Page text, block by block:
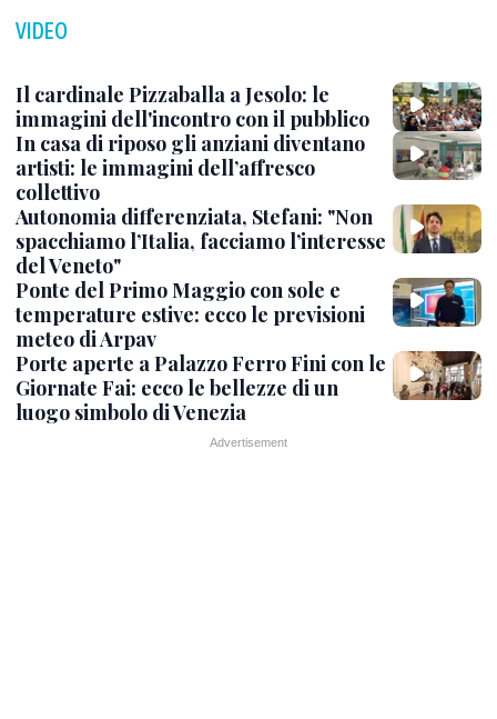
VIDEO
Il cardinale Pizzaballa a Jesolo: le
immagini dell'incontro con il pubblico
In casa di riposo gli anziani diventano
artisti: le immagini dell’affresco
collettivo
Autonomia differenziata, Stefani: "Non
spacchiamo l’Italia, facciamo l’interesse
del Veneto"
Ponte del Primo Maggio con sole e
temperature estive: ecco le previsioni
meteo di Arpav
Porte aperte a Palazzo Ferro Fini con le
Giornate Fai: ecco le bellezze di un
luogo simbolo di Venezia